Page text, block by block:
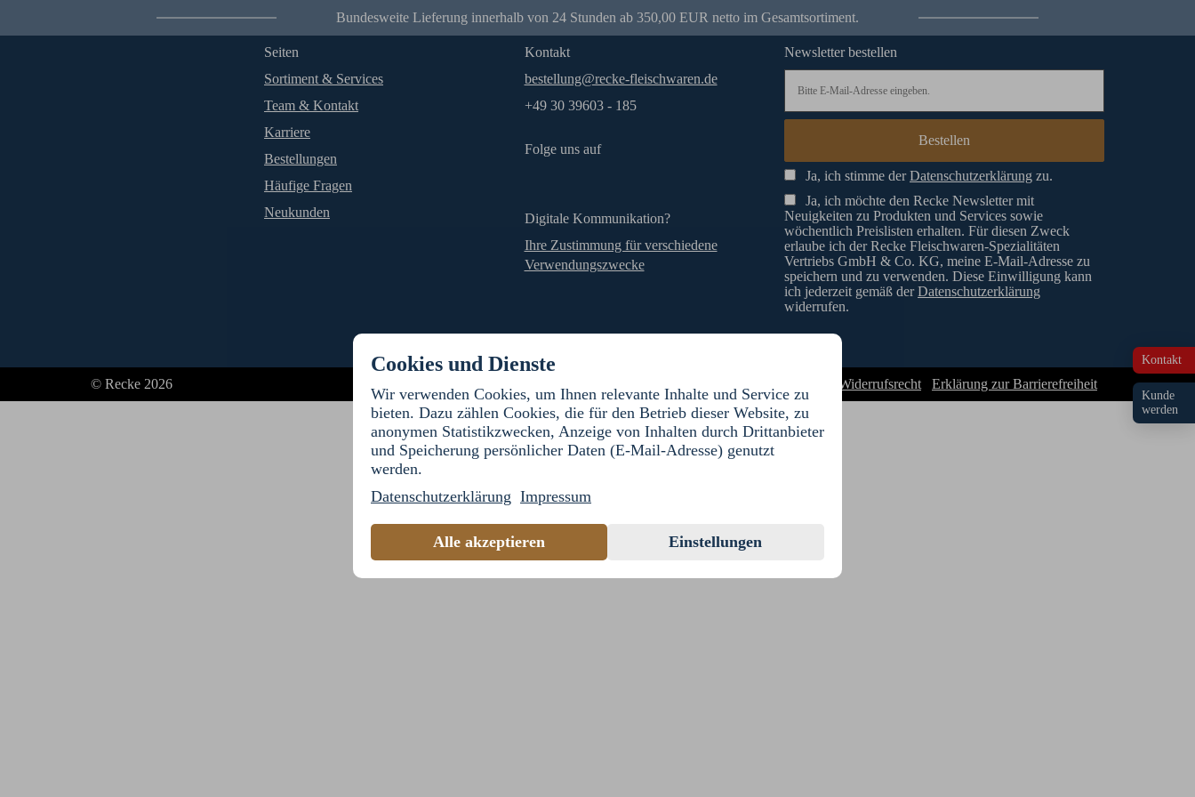
Bundesweite Lieferung innerhalb von 24 Stunden ab 350,00 EUR netto im Gesamtsortiment.
Kontakt
Kunde
werden
Seiten
Sortiment & Services
Team & Kontakt
Karriere
Bestellungen
Häufige Fragen
Neukunden
Kontakt
bestellung@recke-fleischwaren.de
+49 30 39603 - 185
Folge uns auf
Digitale Kommunikation?
Ihre Zustimmung für verschiedene
Verwendungszwecke
Newsletter bestellen
Ja, ich stimme derDatenschutzerklärung zu.
Ja, ich möchte den Recke Newsletter mit
Neuigkeiten zu Produkten und Services sowie
wöchentlich Preislisten erhalten. Für diesen Zweck
erlaube ich der Recke Fleischwaren-Spezialitäten
Vertriebs GmbH & Co. KG, meine E-Mail-Adresse zu
speichern und zu verwenden. Diese Einwilligung kann
ich jederzeit gemäß derDatenschutzerklärung
widerrufen.
© Recke 2026 AGB & Widerrufsrecht Erklärung zur Barrierefreiheit
Cookies und Dienste
Wir verwenden Cookies, um Ihnen relevante Inhalte und Service zu
bieten. Dazu zählen Cookies, die für den Betrieb dieser Website, zu
anonymen Statistikzwecken, Anzeige von Inhalten durch Drittanbieter
und Speicherung persönlicher Daten (E-Mail-Adresse) genutzt
werden.
Datenschutzerklärung Impressum
Alle akzeptieren Einstellungen